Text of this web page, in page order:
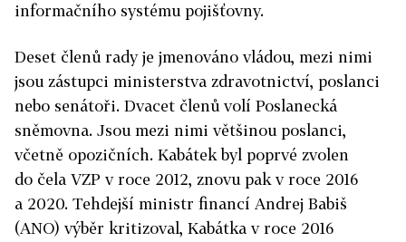
informačního systému pojišťovny.
Deset členů rady je jmenováno vládou, mezi nimi
jsou zástupci ministerstva zdravotnictví, poslanci
nebo senátoři. Dvacet členů volí Poslanecká
sněmovna. Jsou mezi nimi většinou poslanci,
včetně opozičních. Kabátek byl poprvé zvolen
do čela VZP v roce 2012, znovu pak v roce 2016
a 2020. Tehdejší ministr financí Andrej Babiš
(ANO) výběr kritizoval, Kabátka v roce 2016